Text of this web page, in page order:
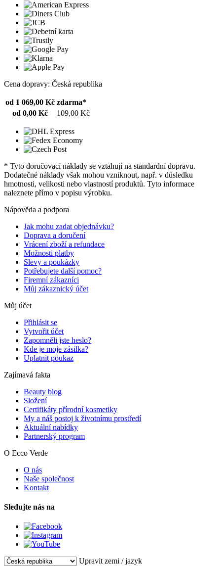
Cena dopravy: Česká republika
od 1 069,00 Kč zdarma*
od 0,00 Kč
109,00 Kč
* Tyto doručovací náklady se vztahují na standardní dopravu.
Dodatečné náklady však mohou vzniknout, např. v důsledku
hmotnosti, velikosti nebo vlastností produktů. Tyto informace
naleznete přímo v popisu výrobku.
Nápověda a podpora
Jak mohu zadat objednávku?
Doprava a doručení
Vrácení zboží a refundace
Možnosti platby
Slevy a poukázky
Potřebujete další pomoc?
Firemní zákazníci
Můj zákaznický účet
Můj účet
Přihlásit se
Vytvořit účet
Zapomněli jste heslo?
Kde je moje zásilka?
Uplatnit poukaz
Zajímavá fakta
Beauty blog
Složení
Certifikáty přírodní kosmetiky
My a náš postoj k životnímu prostředí
Aktuální nabídky
Partnerský program
O Ecco Verde
O nás
Naše společnost
Kontakt
Sledujte nás na
Upravit zemi / jazyk